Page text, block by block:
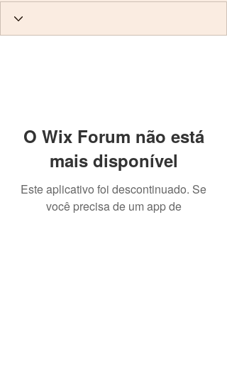
O Wix Forum não está
mais disponível
Este aplicativo foi descontinuado. Se
você precisa de um app de